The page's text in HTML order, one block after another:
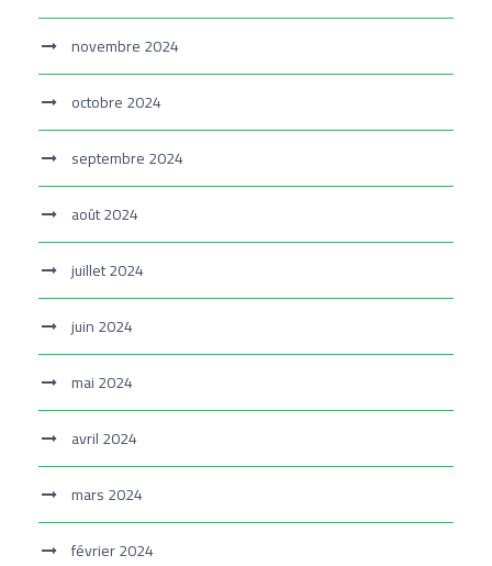
novembre 2024
octobre 2024
septembre 2024
août 2024
juillet 2024
juin 2024
mai 2024
avril 2024
mars 2024
février 2024